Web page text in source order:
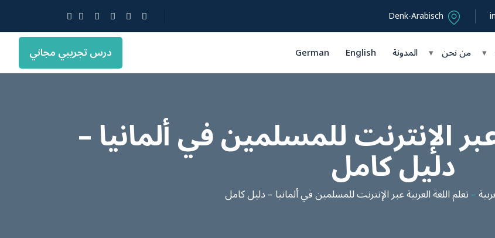
Denk-Arabisch
▾ من نحن ▾ المدونة English
German درس تجريبي مجاني
الإنترنت للمسلمين في ألمانيا –
دليل كامل –تعلم اللغة العربية عبر الإنترنت للمسلمين في ألمانيا – دليل كامل